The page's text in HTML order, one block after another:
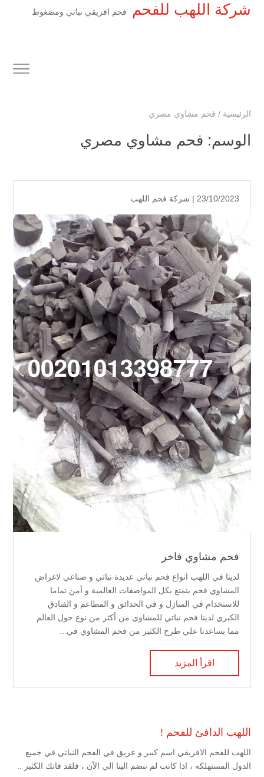
شركة اللهب للفحم فحم افريقي نباتي ومضغوط
الرئيسية / فحم مشاوي مصري
الوسم: فحم مشاوي مصري
23/10/2023 | شركة فحم اللهب
فحم مشاوي فاخر
لدينا في اللهب انواع فحم نباتي عديدة نباتي و صناعي لاغراض
المشاوي فحم يتمتع بكل المواصفات العالمية و آمن تماما
للاستخدام في المنازل و في الحدائق و المطاعم و الفنادق
الكبري لدينا فحم نباتي للمشاوي من أكثر من نوع حول العالم
مما يساعدنا علي طرح الكثير من فحم المشاوي في...
اقرأ المزيد
اللهب الدافئ للفحم !
اللهب للفحم الافريقي اسم كبير و عريق في الفحم النباتي في جميع
الدول المستهلكه ، اذا كانت لم تنضم الينا الي الأن ، فلقد فاتك الكثير ..